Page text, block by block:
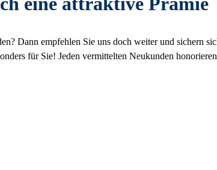
Dann empfehlen Sie uns doch weiter und sichern
für Sie! Jeden vermittelten Neukunden